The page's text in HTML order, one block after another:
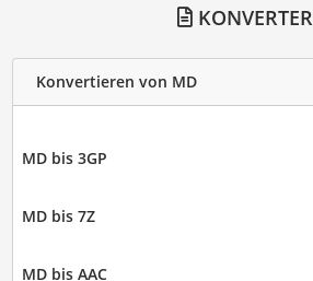
KONVERTER
Konvertieren von MD
MD bis 3GP
MD bis 7Z
MD bis AAC